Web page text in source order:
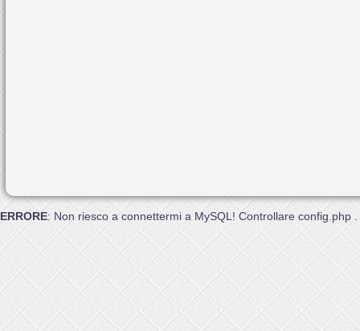
ERRORE: Non riesco a connettermi a MySQL! Controllare config.php .